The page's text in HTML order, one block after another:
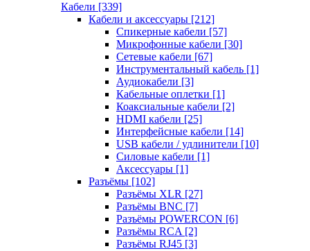
Кабели [339]
Кабели и аксессуары [212]
Спикерные кабели [57]
Микрофонные кабели [30]
Сетевые кабели [67]
Инструментальный кабель [1]
Аудиокабели [3]
Кабельные оплетки [1]
Коаксиальные кабели [2]
HDMI кабели [25]
Интерфейсные кабели [14]
USB кабели / удлинители [10]
Силовые кабели [1]
Аксессуары [1]
Разъёмы [102]
Разъёмы XLR [27]
Разъёмы BNC [7]
Разъёмы POWERCON [6]
Разъёмы RCA [2]
Разъёмы RJ45 [3]